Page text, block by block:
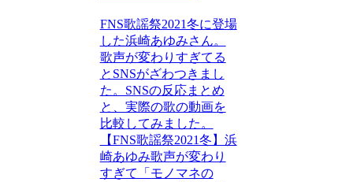
FNS歌謡祭2021冬に登場
した浜崎あゆみさん。
歌声が変わりすぎてる
とSNSがざわつきまし
た。SNSの反応まとめ
と、実際の歌の動画を
比較してみました。
【FNS歌謡祭2021冬】浜
崎あゆみ歌声が変わり
すぎて「モノマネの